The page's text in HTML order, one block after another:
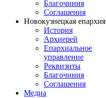
Благочиния
Соглашения
Новокузнецкая епархия
История
Архиерей
Епархиальное
управление
Реквизиты
Благочиния
Соглашения
Медиа